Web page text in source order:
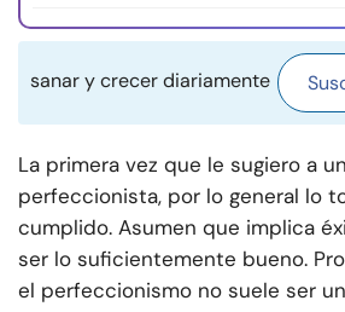
sanar y crecer diariamente
La primera vez que le sugiero a
perfeccionista, por lo general lo
cumplido. Asumen que implica
ser lo suficientemente bueno.
el perfeccionismo no suele ser